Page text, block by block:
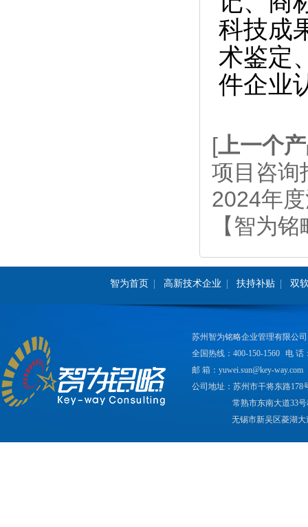
科技成
术鉴定
件企业
[上一个
项目咨询
2024年
【智为
智为首页 高新技术企业 扶持补贴 双
苏州智为铭略企业管理有限公司
全国热线：400-150-1560 电 话
邮 箱：yuwei.sun@key-way.com
公司地址：苏州市干将东路178
常熟市东南大道33
无锡市新吴区菱湖大